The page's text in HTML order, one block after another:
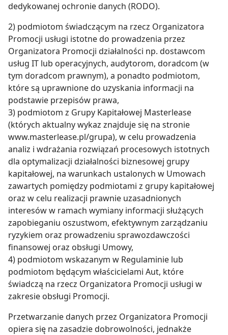
dedykowanej ochronie danych (RODO).
2) podmiotom świadczącym na rzecz Organizatora
Promocji usługi istotne do prowadzenia przez
Organizatora Promocji działalności np. dostawcom
usług IT lub operacyjnych, audytorom, doradcom (w
tym doradcom prawnym), a ponadto podmiotom,
które są uprawnione do uzyskania informacji na
podstawie przepisów prawa,
3) podmiotom z Grupy Kapitałowej Masterlease
(których aktualny wykaz znajduje się na stronie
www.masterlease.pl/grupa), w celu prowadzenia
analiz i wdrażania rozwiązań procesowych istotnych
dla optymalizacji działalności biznesowej grupy
kapitałowej, na warunkach ustalonych w Umowach
zawartych pomiędzy podmiotami z grupy kapitałowej
oraz w celu realizacji prawnie uzasadnionych
interesów w ramach wymiany informacji służących
zapobieganiu oszustwom, efektywnym zarządzaniu
ryzykiem oraz prowadzeniu sprawozdawczości
finansowej oraz obsługi Umowy,
4) podmiotom wskazanym w Regulaminie lub
podmiotom będącym właścicielami Aut, które
świadczą na rzecz Organizatora Promocji usługi w
zakresie obsługi Promocji.
Przetwarzanie danych przez Organizatora Promocji
opiera się na zasadzie dobrowolności, jednakże